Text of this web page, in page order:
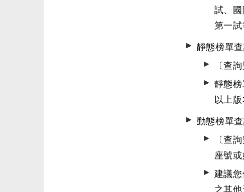
試、
第一試
靜態榜單查
〔查
靜態
以上
動態榜單查
〔查
座號
建議
之其